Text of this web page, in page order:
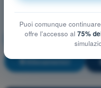
Mitigazioni tecniche
Allenamento!
Puoi comunque
offre l'accesso al 75%